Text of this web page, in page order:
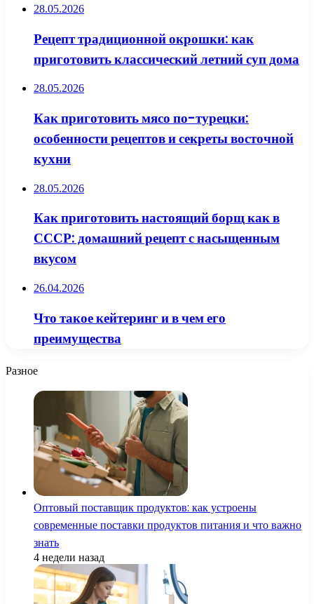
28.05.2026
Рецепт традиционной окрошки: как
приготовить классический летний суп дома
28.05.2026
Как приготовить мясо по-турецки:
особенности рецептов и секреты восточной
кухни
28.05.2026
Как приготовить настоящий борщ как в
СССР: домашний рецепт с насыщенным
вкусом
26.04.2026
Что такое кейтеринг и в чем его
преимущества
Разное
Оптовый поставщик продуктов: как устроены
современные поставки продуктов питания и что важно
знать
4 недели назад